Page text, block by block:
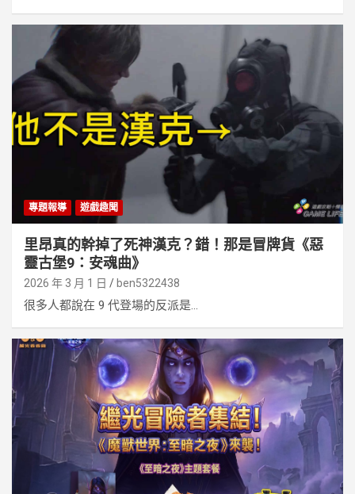
專題報導 遊戲趣聞
里昂真的幹掉了死神漢克？錯！那是冒牌貨《惡
靈古堡9：安魂曲》
2026 年 3 月 1 日 ben5322438
很多人都說在 9 代登場的反派是...